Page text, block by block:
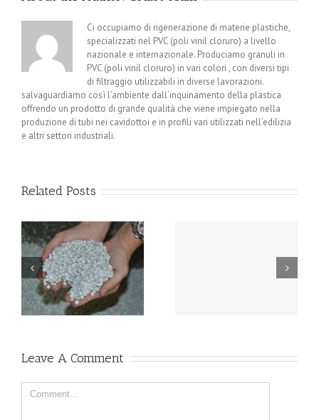
Ci occupiamo di rigenerazione di materie plastiche,
specializzati nel PVC (poli vinil cloruro) a livello
nazionale e internazionale. Produciamo granuli in
PVC (poli vinil cloruro) in vari colori , con diversi tipi
di filtraggio utilizzabili in diverse lavorazioni.
salvaguardiamo così l’ambiente dall’inquinamento della plastica
offrendo un prodotto di grande qualità che viene impiegato nella
produzione di tubi nei cavidottoi e in profili vari utilizzati nell’edilizia
e altri settori industriali.
Related Posts
Restrizioni per l’utilizzo
di quattro ftalati dalla
Commissione Europea
Riciclo del PVC:
Leave A Comment
Comment